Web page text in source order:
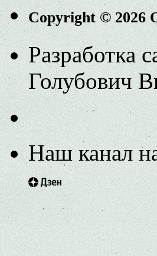
Copyright ©
Разработка
Голубович
Наш канал